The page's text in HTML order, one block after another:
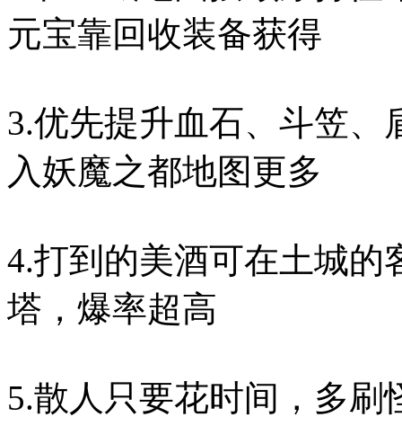
元宝靠回收装备获得
3.优先提升血石、斗笠
入妖魔之都地图更多
4.打到的美酒可在土城的
塔，爆率超高
5.散人只要花时间，多